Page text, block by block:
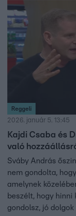
idősebb korban is
Reggeli
2026. január 5. 13:45
Kajdi Csaba és
való
Sváby András
nem gondolta,
amelynek
beszélt, hogy hinni
gondolsz, jó